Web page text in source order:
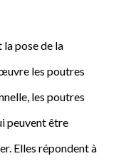
pose de la
les poutres
les poutres
peuvent être
Elles répondent à